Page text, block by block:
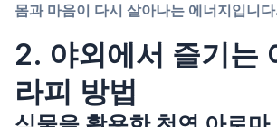
몸과 마음이 다시 살아나는 에너지입니다
2. 야외에서 즐기는
라피 방법